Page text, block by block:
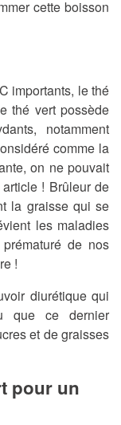
cette boisson
importants, le thé
thé vert possède
notamment
comme la
on ne pouvait
! Brûleur de
la graisse qui se
les maladies
de nos
!
diurétique qui
que ce dernier
et de graisses
pour un